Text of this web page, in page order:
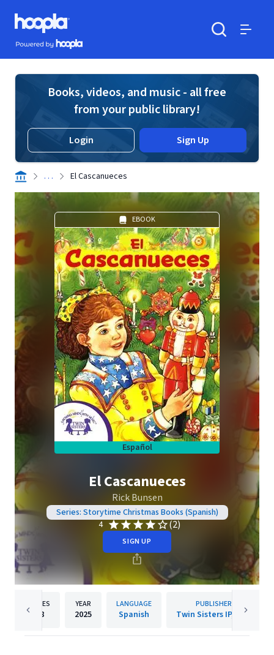
Skip to main content
Hoopla logo
Powered by Hoopla
Books, videos, and music - all free
from your public library!
Login Sign Up
. . . El Cascanueces
EBOOK
Español
El Cascanueces
Rick Bunsen
Series: Storytime Christmas Books (Spanish)
4
(2)
SIGN UP
PAGES
28
YEAR
2025
LANGUAGE
Spanish
PUBLISHER
Twin Sisters IP, LLC.